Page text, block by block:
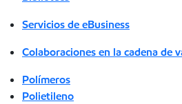
Servicios de eBusiness
Colaboraciones en la cadena de
Polímeros
Polietileno